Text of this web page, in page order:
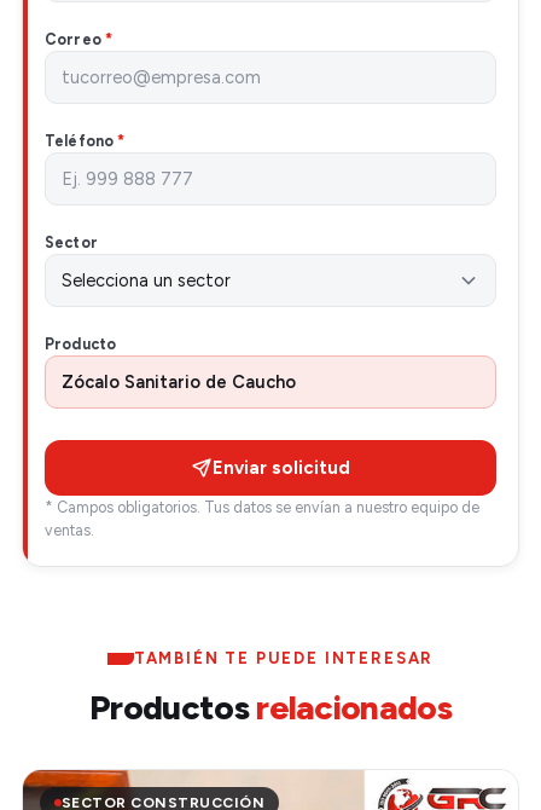
Correo *
Teléfono*
Sector
Producto
Enviar solicitud
* Campos obligatorios. Tus datos se envían a nuestro equipo de
ventas.
TAMBIÉN TE PUEDE INTERESAR
Productosrelacionados
SECTOR CONSTRUCCIÓN